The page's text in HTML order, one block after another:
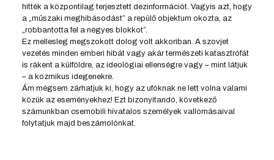
hitték a központilag terjesztett dezinformációt. Vagyis azt, hogy
a „műszaki meghibásodást” a repülő objektum okozta, az
„robbantotta fel a négyes blokkot”.
Ez mellesleg megszokott dolog volt akkoriban. A szovjet
vezetés minden emberi hibát vagy akár természeti katasztrófát
is rákent a külföldre, az ideológiai ellenségre vagy – mint látjuk
– a kozmikus idegenekre.
Ám mégsem zárhatjuk ki, hogy az ufóknak ne lett volna valami
közük az eseményekhez! Ezt bizonyítandó, következő
számunkban csernobili hivatalos személyek vallomásaival
folytatjuk majd beszámolónkat.